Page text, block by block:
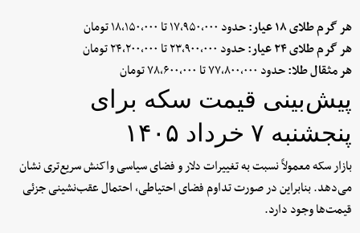
هر گرم طلای ۱۸ عیار:
حدود ۱۷,۹۵۰,۰۰۰ تا ۱۸,۱۵۰,۰۰۰ تومان
هر گرم طلای ۲۴ عیار:
حدود ۲۳,۹۰۰,۰۰۰ تا ۲۴,۲۰۰,۰۰۰ تومان
هر مثقال طلا:حدود ۷۷,۸۰۰,۰۰۰ تا ۷۸,۶۰۰,۰۰۰ تومان
پیش‌بینی قیمت سکه برای
پنجشنبه ۷ خرداد ۱۴۰۵
بازار سکه معمولاً نسبت به تغییرات دلار و فضای سیاسی واکنش سریع‌تری نشان
می‌دهد. بنابراین در صورت تداوم فضای احتیاطی، احتمال عقب‌نشینی جزئی
قیمت‌ها وجود دارد.